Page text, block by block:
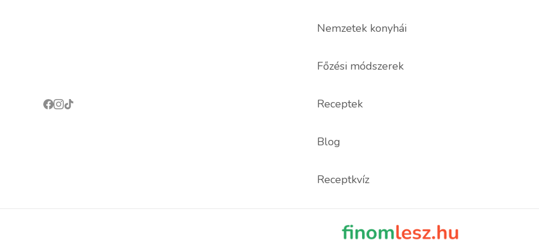
Nemzetek konyhái
Főzési módszerek
Receptek
Blog
Receptkvíz